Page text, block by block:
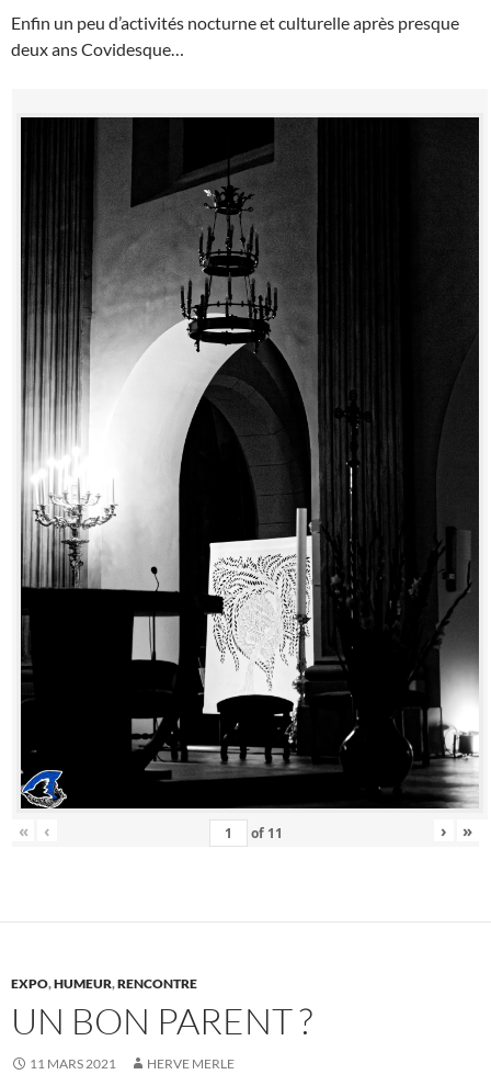
Enfin un peu d’activités nocturne et culturelle après presque
deux ans Covidesque…
« ‹ of 11 › »
EXPO,HUMEUR,RENCONTRE
UN BON PARENT ?
11 MARS 2021 HERVE MERLE